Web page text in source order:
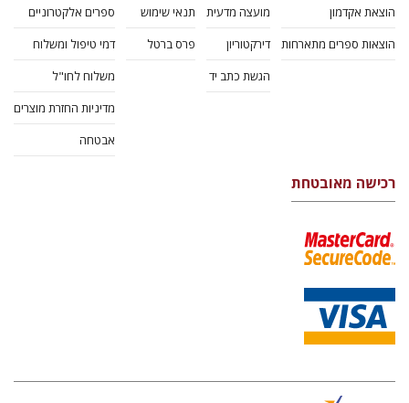
הוצאת אקדמון
הוצאות ספרים מתארחות
מועצה מדעית
דירקטוריון
הגשת כתב יד
תנאי שימוש
פרס ברטל
ספרים אלקטרוניים
דמי טיפול ומשלוח
משלוח לחו"ל
מדיניות החזרת מוצרים
אבטחה
רכישה מאובטחת